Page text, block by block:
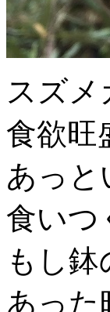
スズメ
食欲旺
あっと
食いつ
もし
あった